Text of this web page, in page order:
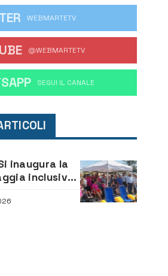
WEBMARTETV
@WEBMARTETV
‎SEGUI IL CANALE
inaugura la
inclusiva
e prevenzione